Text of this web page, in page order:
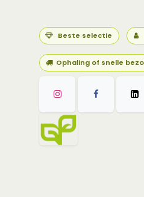
Beste selectie
Ophaling of snelle